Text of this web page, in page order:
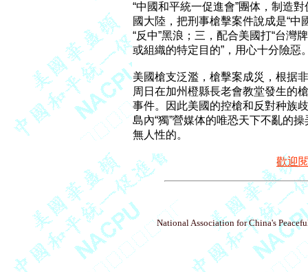
“中國和平統一促進會”團体，制造
國大陸，把刑事槍擊案件說成是“中
“反中”黑浪；三，配合美國打“台灣
或組織的特定目的”，用心十分險惡
美國槍支泛濫，槍擊案成災，根据
周日在加州橙縣長老會教堂發生的
事件。因此美國的控槍和反對种族
島內“獨”營媒体的唯恐天下不亂的
歡迎
National Association for China's